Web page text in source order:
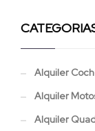
Alquiler
Alquiler
Alquiler